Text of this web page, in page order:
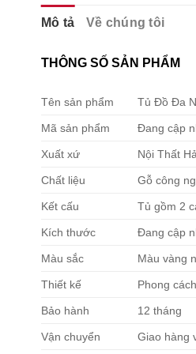
Mô tả Về chúng tôi
THÔNG SỐ SẢN PHẨM
Tên sản phẩm Tủ Đồ Đa
Mã sản phẩm Đang cập
Xuất xứ Nội Thất
Chất liệu Gỗ công
Kết cấu Tủ gồm 2
Kích thước Đang cập
Màu sắc Màu vàng
Thiết kế Phong
Bảo hành 12 tháng
Vận chuyển Giao hàng